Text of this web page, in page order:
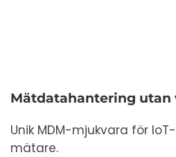
Mätdatahantering utan
Unik MDM-mjukvara för
mätare.